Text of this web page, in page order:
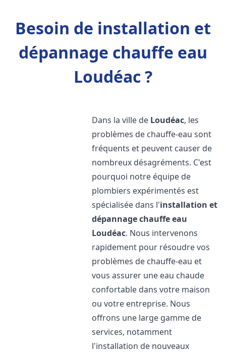
Besoin de installation et
dépannage chauffe eau
Loudéac ?
Dans la ville de Loudéac, les
problèmes de chauffe-eau sont
fréquents et peuvent causer de
nombreux désagréments. C'est
pourquoi notre équipe de
plombiers expérimentés est
spécialisée dans l'installation et
dépannage chauffe eau
Loudéac. Nous intervenons
rapidement pour résoudre vos
problèmes de chauffe-eau et
vous assurer une eau chaude
confortable dans votre maison
ou votre entreprise. Nous
offrons une large gamme de
services, notamment
l'installation de nouveaux